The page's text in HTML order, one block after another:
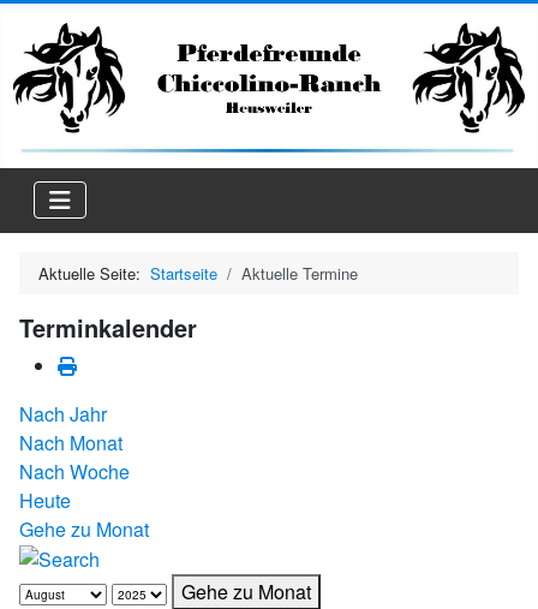
Aktuelle Seite: Startseite Aktuelle Termine
Terminkalender
Nach Jahr
Nach Monat
Nach Woche
Heute
Gehe zu Monat
Gehe zu Monat